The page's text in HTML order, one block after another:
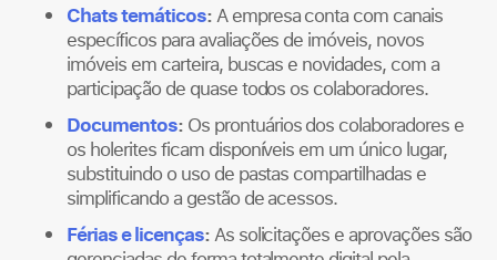
Chats temáticos:A empresa conta com canais
específicos para avaliações de imóveis, novos
imóveis em carteira, buscas e novidades, com a
participação de quase todos os colaboradores.
Documentos:Os prontuários dos colaboradores e
os holerites ficam disponíveis em um único lugar,
substituindo o uso de pastas compartilhadas e
simplificando a gestão de acessos.
Férias e licenças:As solicitações e aprovações são